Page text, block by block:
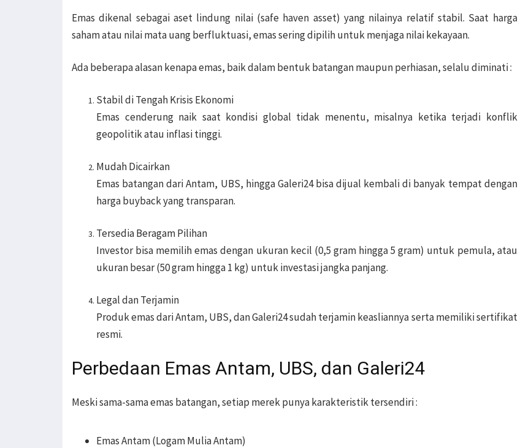
Emas dikenal sebagai aset lindung nilai (safe haven asset) yang nilainya relatif stabil. Saat harga
saham atau nilai mata uang berfluktuasi, emas sering dipilih untuk menjaga nilai kekayaan.
Ada beberapa alasan kenapa emas, baik dalam bentuk batangan maupun perhiasan, selalu diminati :
Stabil di Tengah Krisis Ekonomi
Emas cenderung naik saat kondisi global tidak menentu, misalnya ketika terjadi konflik
geopolitik atau inflasi tinggi.
Mudah Dicairkan
Emas batangan dari Antam, UBS, hingga Galeri24 bisa dijual kembali di banyak tempat dengan
harga buyback yang transparan.
Tersedia Beragam Pilihan
Investor bisa memilih emas dengan ukuran kecil (0,5 gram hingga 5 gram) untuk pemula, atau
ukuran besar (50 gram hingga 1 kg) untuk investasi jangka panjang.
Legal dan Terjamin
Produk emas dari Antam, UBS, dan Galeri24 sudah terjamin keasliannya serta memiliki sertifikat
resmi.
Perbedaan Emas Antam, UBS, dan Galeri24
Meski sama-sama emas batangan, setiap merek punya karakteristik tersendiri :
Emas Antam (Logam Mulia Antam)